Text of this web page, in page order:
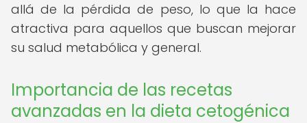
allá de la pérdida de peso, lo que la hace
atractiva para aquellos que buscan mejorar
su salud metabólica y general.
Importancia de las recetas
avanzadas en la dieta cetogénica